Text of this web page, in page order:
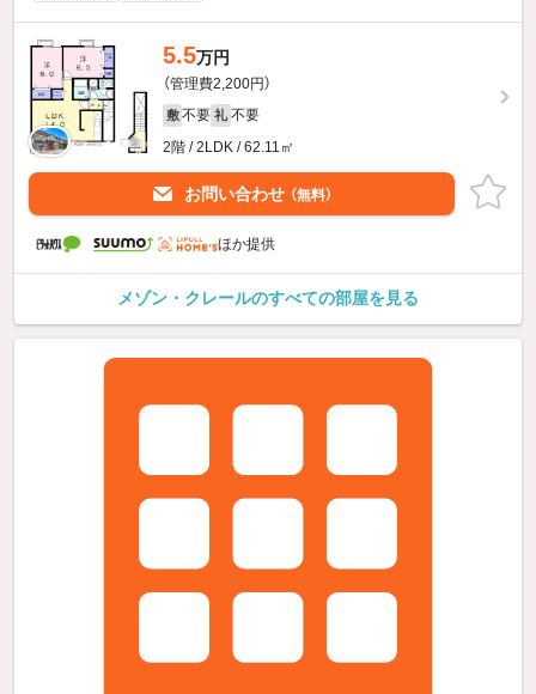
5.5万円
（管理費2,200円）
敷 不要 礼 不要
2階 / 2LDK / 62.11㎡
お問い合わせ （無料）
ほか提供
メゾン・クレールのすべての部屋を見る